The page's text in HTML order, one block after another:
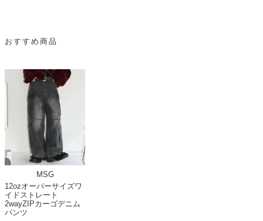
おすすめ商品
MSG
12ozオーバーサイズワ
イドストレート
2wayZIPカーゴデニム
パンツ